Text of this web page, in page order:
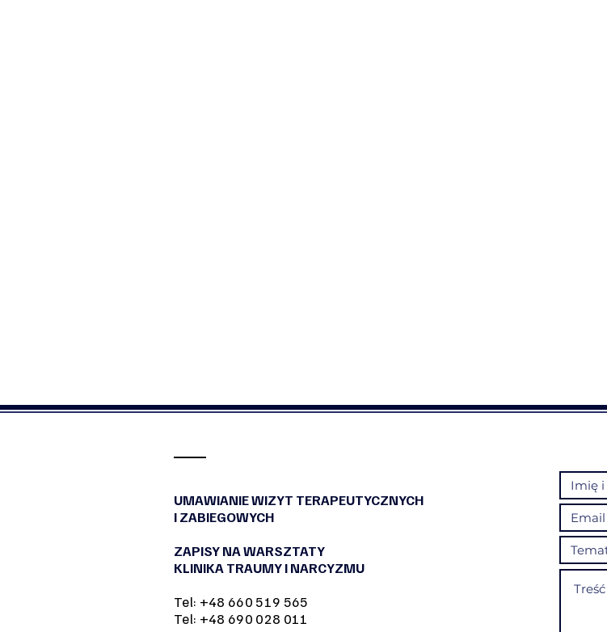
UMAWIANIE WIZYT TERAPEUTYCZNYCH
I ZABIEGOWYCH
ZAPISY NA WARSZTATY
KLINIKA TRAUMY I NARCYZMU
Tel: +48 660 519 565
Tel: +48 690 028 011